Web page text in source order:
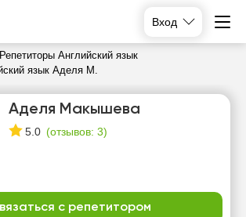
Вход
Репетиторы Английский язык
язык Аделя М.
Аделя Макышева
5.0 (отзывов: 3)
с репетитором